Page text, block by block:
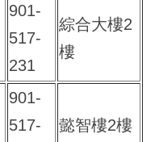
901-
517-
231
綜合大樓2
樓
901-
517-
懿智樓2樓